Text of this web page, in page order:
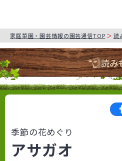
家庭菜園・園芸情報の園芸通信TOP 読
読み
季節の花めぐり
アサガオ